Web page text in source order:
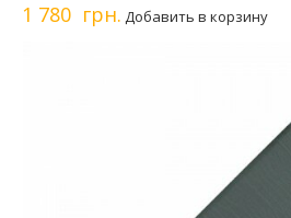
1 780 грн. Добавить в корзину